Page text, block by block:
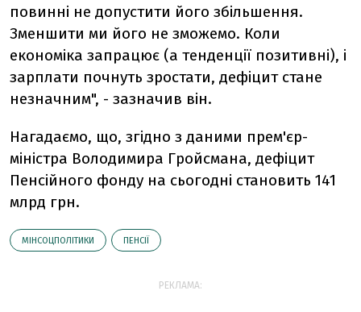
повинні не допустити його збільшення.
Зменшити ми його не зможемо. Коли
економіка запрацює (а тенденції позитивні), і
зарплати почнуть зростати, дефіцит стане
незначним", - зазначив він.
Нагадаємо, що, згідно з даними прем'єр-
міністра Володимира Гройсмана, дефіцит
Пенсійного фонду на сьогодні становить 141
млрд грн.
МІНСОЦПОЛІТИКИ ПЕНСІЇ
РЕКЛАМА: